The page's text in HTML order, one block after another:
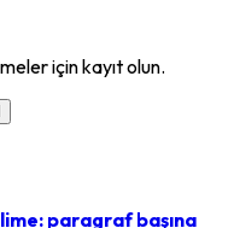
için kayıt olun.
paragraf başına